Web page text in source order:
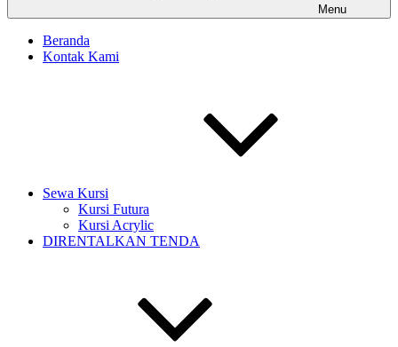
Menu
Beranda
Kontak Kami
Sewa Kursi
Kursi Futura
Kursi Acrylic
DIRENTALKAN TENDA